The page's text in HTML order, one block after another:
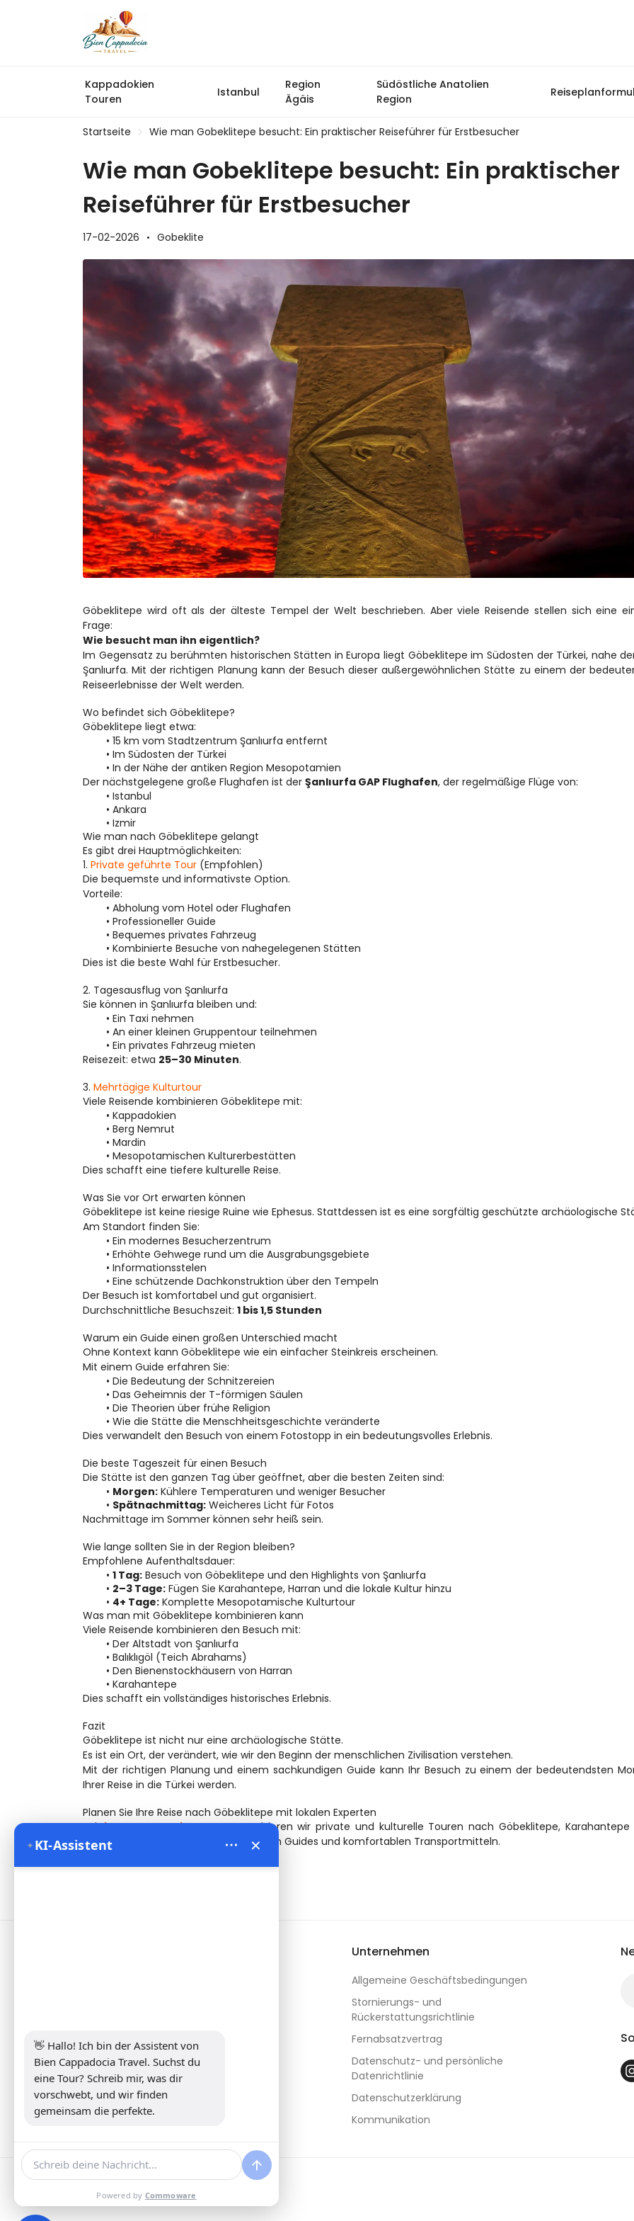
Kappadokien
Touren
Istanbul
Region
Ägäis
Südöstliche Anatolien
Region
Startseite Wie man Gobeklitepe besucht: Ein praktischer Reiseführer für Erstbesucher
Wie man Gobeklitepe besucht: Ein praktischer
Reiseführer für Erstbesucher
17-02-2026 Gobeklite
Göbeklitepe wird oft als der älteste Tempel der Welt beschrieben. Aber viele Reisende stellen sich eine
Frage:
Wie besucht man ihn eigentlich?
Im Gegensatz zu berühmten historischen Stätten in Europa liegt Göbeklitepe im Südosten der Türkei, nahe
Şanlıurfa. Mit der richtigen Planung kann der Besuch dieser außergewöhnlichen Stätte zu einem der
Reiseerlebnisse der Welt werden.
Wo befindet sich Göbeklitepe?
Göbeklitepe liegt etwa:
15 km vom Stadtzentrum Şanlıurfa entfernt
Im Südosten der Türkei
In der Nähe der antiken Region Mesopotamien
Der nächstgelegene große Flughafen ist der Şanlıurfa GAP Flughafen, der regelmäßige Flüge von:
Istanbul
Ankara
Izmir
Wie man nach Göbeklitepe gelangt
Es gibt drei Hauptmöglichkeiten:
1. Private geführte Tour (Empfohlen)
Die bequemste und informativste Option.
Vorteile:
Abholung vom Hotel oder Flughafen
Professioneller Guide
Bequemes privates Fahrzeug
Kombinierte Besuche von nahegelegenen Stätten
Dies ist die beste Wahl für Erstbesucher.
2. Tagesausflug von Şanlıurfa
Sie können in Şanlıurfa bleiben und:
Ein Taxi nehmen
An einer kleinen Gruppentour teilnehmen
Ein privates Fahrzeug mieten
Reisezeit: etwa 25–30 Minuten.
3. Mehrtägige Kulturtour
Viele Reisende kombinieren Göbeklitepe mit:
Kappadokien
Berg Nemrut
Mardin
Mesopotamischen Kulturerbestätten
Dies schafft eine tiefere kulturelle Reise.
Was Sie vor Ort erwarten können
Göbeklitepe ist keine riesige Ruine wie Ephesus. Stattdessen ist es eine sorgfältig geschützte archäologische
Am Standort finden Sie:
Ein modernes Besucherzentrum
Erhöhte Gehwege rund um die Ausgrabungsgebiete
Informationsstelen
Eine schützende Dachkonstruktion über den Tempeln
Der Besuch ist komfortabel und gut organisiert.
Durchschnittliche Besuchszeit: 1 bis 1,5 Stunden
Warum ein Guide einen großen Unterschied macht
Ohne Kontext kann Göbeklitepe wie ein einfacher Steinkreis erscheinen.
Mit einem Guide erfahren Sie:
Die Bedeutung der Schnitzereien
Das Geheimnis der T-förmigen Säulen
Die Theorien über frühe Religion
Wie die Stätte die Menschheitsgeschichte veränderte
Dies verwandelt den Besuch von einem Fotostopp in ein bedeutungsvolles Erlebnis.
Die beste Tageszeit für einen Besuch
Die Stätte ist den ganzen Tag über geöffnet, aber die besten Zeiten sind:
Morgen: Kühlere Temperaturen und weniger Besucher
Spätnachmittag: Weicheres Licht für Fotos
Nachmittage im Sommer können sehr heiß sein.
Wie lange sollten Sie in der Region bleiben?
Empfohlene Aufenthaltsdauer:
1 Tag: Besuch von Göbeklitepe und den Highlights von Şanlıurfa
2–3 Tage: Fügen Sie Karahantepe, Harran und die lokale Kultur hinzu
4+ Tage: Komplette Mesopotamische Kulturtour
Was man mit Göbeklitepe kombinieren kann
Viele Reisende kombinieren den Besuch mit:
Der Altstadt von Şanlıurfa
Balıklıgöl (Teich Abrahams)
Den Bienenstockhäusern von Harran
Karahantepe
Dies schafft ein vollständiges historisches Erlebnis.
Fazit
Göbeklitepe ist nicht nur eine archäologische Stätte.
Es ist ein Ort, der verändert, wie wir den Beginn der menschlichen Zivilisation verstehen.
Mit der richtigen Planung und einem sachkundigen Guide kann Ihr Besuch zu einem der bedeutendsten
Ihrer Reise in die Türkei werden.
Planen Sie Ihre Reise nach Göbeklitepe mit lokalen Experten
BeiBien Cappadocia Travel organisieren wir private und kulturelle Touren nach Göbeklitepe, Karahantepe
den Südosten der Türkei mit erfahrenen Guides und komfortablen Transportmitteln.
Unternehmen
Allgemeine Geschäftsbedingungen
Stornierungs- und
Rückerstattungsrichtlinie
Fernabsatzvertrag
Datenschutz- und persönliche
Datenrichtlinie
Datenschutzerklärung
Kommunikation
✦KI-Assistent ×
👋 Hallo! Ich bin der Assistent von
Bien Cappadocia Travel. Suchst du
eine Tour? Schreib mir, was dir
vorschwebt, und wir finden
gemeinsam die perfekte.
Powered by Commoware